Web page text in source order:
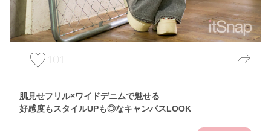
101
肌見せフリル×ワイドデニムで魅せる
好感度もスタイルUPも◎なキャンパスLOOK